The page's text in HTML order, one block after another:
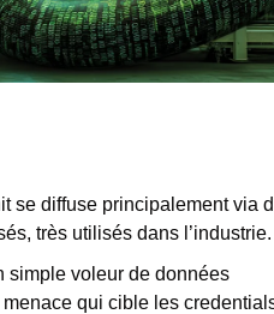
se diffuse principalement via
très utilisés dans l’industrie.
simple voleur de données
qui cible les